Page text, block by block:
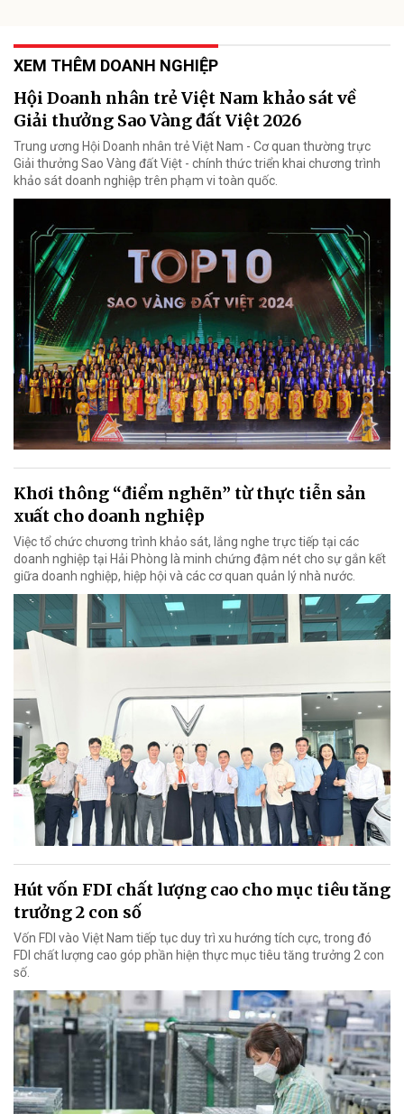
XEM THÊM DOANH NGHIỆP
Hội Doanh nhân trẻ Việt Nam khảo sát về
Giải thưởng Sao Vàng đất Việt 2026
Trung ương Hội Doanh nhân trẻ Việt Nam - Cơ quan thường trực
Giải thưởng Sao Vàng đất Việt - chính thức triển khai chương trình
khảo sát doanh nghiệp trên phạm vi toàn quốc.
Khơi thông “điểm nghẽn” từ thực tiễn sản
xuất cho doanh nghiệp
Việc tổ chức chương trình khảo sát, lắng nghe trực tiếp tại các
doanh nghiệp tại Hải Phòng là minh chứng đậm nét cho sự gắn kết
giữa doanh nghiệp, hiệp hội và các cơ quan quản lý nhà nước.
Hút vốn FDI chất lượng cao cho mục tiêu tăng
trưởng 2 con số
Vốn FDI vào Việt Nam tiếp tục duy trì xu hướng tích cực, trong đó
FDI chất lượng cao góp phần hiện thực mục tiêu tăng trưởng 2 con
số.